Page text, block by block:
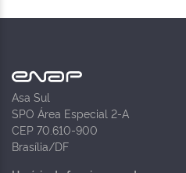
Asa Sul
SPO Área Especial 2-A
CEP 70.610-900
Brasília/DF